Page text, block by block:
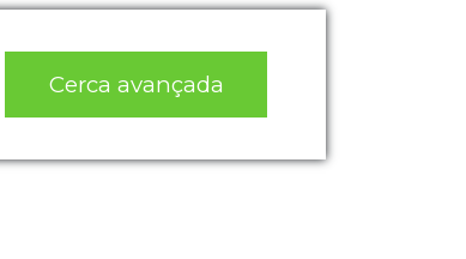
Cerca avançada